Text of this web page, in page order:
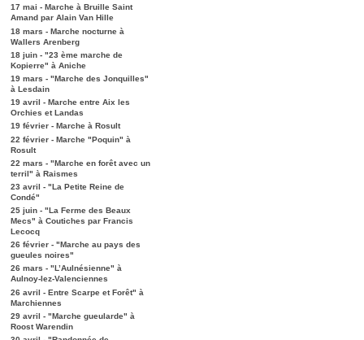
17 mai - Marche à Bruille Saint
Amand par Alain Van Hille
18 mars - Marche nocturne à
Wallers Arenberg
18 juin - "23 ème marche de
Kopierre" à Aniche
19 mars - "Marche des Jonquilles"
à Lesdain
19 avril - Marche entre Aix les
Orchies et Landas
19 février - Marche à Rosult
22 février - Marche "Poquin" à
Rosult
22 mars - "Marche en forêt avec un
terril" à Raismes
23 avril - "La Petite Reine de
Condé"
25 juin - "La Ferme des Beaux
Mecs" à Coutiches par Francis
Lecocq
26 février - "Marche au pays des
gueules noires"
26 mars - "L’Aulnésienne" à
Aulnoy-lez-Valenciennes
26 avril - Entre Scarpe et Forêt" à
Marchiennes
29 avril - "Marche gueularde" à
Roost Warendin